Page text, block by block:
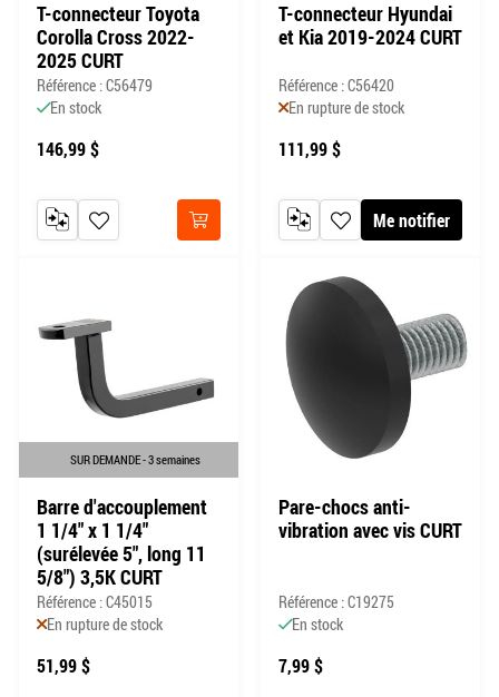
T-connecteur Toyota
Corolla Cross 2022-
2025 CURT
Référence : C56479
En stock
146,99 $
Acheter
AJOUTER À MA LISTE DE SOUHAITS
AJOUTER AU COMPARATEUR
T-connecteur Hyundai
et Kia 2019-2024 CURT
Référence : C56420
En rupture de stock
111,99 $
Me notifier
AJOUTER À MA LISTE DE
AJOUTER AU COMPARATEUR
SUR DEMANDE - 3 semaines
Barre d'accouplement
1 1/4" x 1 1/4"
(surélevée 5", long 11
5/8") 3,5K CURT
Référence : C45015
En rupture de stock
51,99 $
Pare-chocs anti-
vibration avec vis CURT
Référence : C19275
En stock
7,99 $